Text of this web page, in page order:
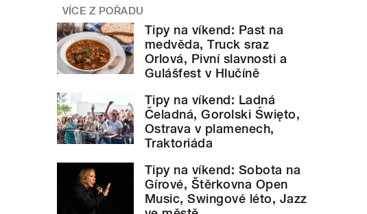
VÍCE Z POŘADU
Tipy na víkend: Past na
medvěda, Truck sraz
Orlová, Pivní slavnosti a
Gulášfest v Hlučíně
Tipy na víkend: Ladná
Čeladná, Gorolski Święto,
Ostrava v plamenech,
Traktoriáda
Tipy na víkend: Sobota na
Gírové, Štěrkovna Open
Music, Swingové léto, Jazz